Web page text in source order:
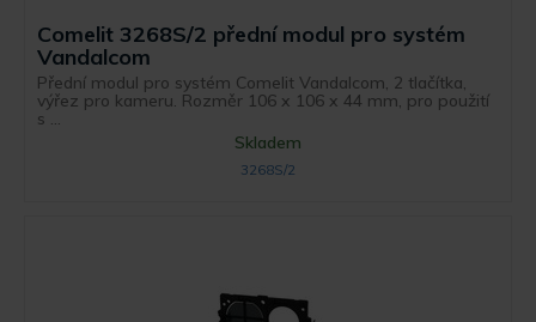
Comelit 3268S/2 přední modul pro systém
Vandalcom
Přední modul pro systém Comelit Vandalcom, 2 tlačítka,
výřez pro kameru. Rozměr 106 x 106 x 44 mm, pro použití
s ...
Skladem
3268S/2